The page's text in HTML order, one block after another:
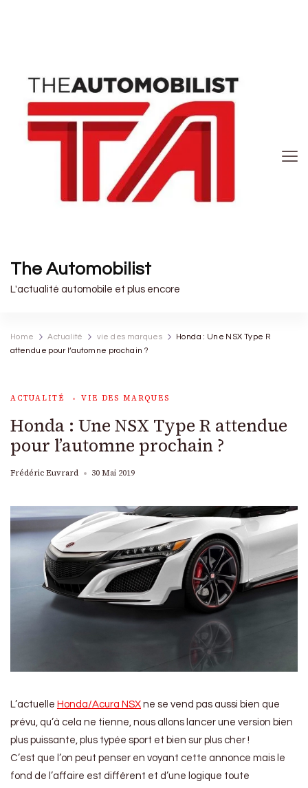
The Automobilist
L'actualité automobile et plus encore
Home Actualité vie des marques
Honda : Une NSX Type R
attendue pour l’automne prochain ?
ACTUALITÉ VIE DES MARQUES
Honda : Une NSX Type R attendue
pour l’automne prochain ?
Frédéric Euvrard 30 Mai 2019
L’actuelle Honda/Acura NSX ne se vend pas aussi bien que
prévu, qu’à cela ne tienne, nous allons lancer une version bien
plus puissante, plus typée sport et bien sur plus cher !
C’est que l’on peut penser en voyant cette annonce mais le
fond de l’affaire est différent et d’une logique toute